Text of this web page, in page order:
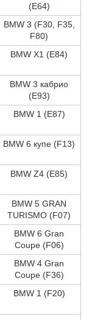
(E64)
BMW 3 (F30, F35,
F80)
BMW X1 (E84)
BMW 3 кабрио
(E93)
BMW 1 (E87)
BMW 6 купе (F13)
BMW Z4 (E85)
BMW 5 GRAN
TURISMO (F07)
BMW 6 Gran
Coupe (F06)
BMW 4 Gran
Coupe (F36)
BMW 1 (F20)